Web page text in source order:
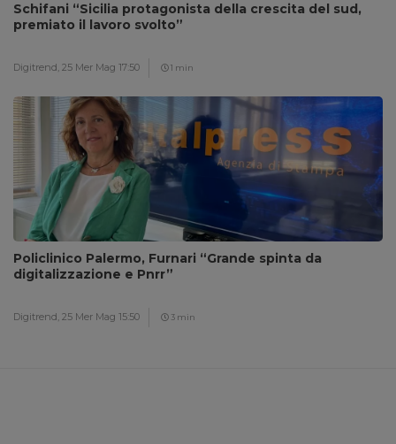
Schifani “Sicilia protagonista della crescita del sud,
premiato il lavoro svolto”
Digitrend, 25 Mer Mag 17:50 1 min
Policlinico Palermo, Furnari “Grande spinta da
digitalizzazione e Pnrr”
Digitrend, 25 Mer Mag 15:50 3 min